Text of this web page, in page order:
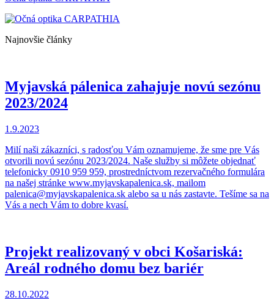
Najnovšie články
Myjavská pálenica zahajuje novú sezónu
2023/2024
1.9.2023
Milí naši zákazníci, s radosťou Vám oznamujeme, že sme pre Vás
otvorili novú sezónu 2023/2024. Naše služby si môžete objednať
telefonicky 0910 959 959, prostredníctvom rezervačného formulára
na našej stránke www.myjavskapalenica.sk, mailom
palenica@myjavskapalenica.sk alebo sa u nás zastavte. Tešíme sa na
Vás a nech Vám to dobre kvasí.
Projekt realizovaný v obci Košariská:
Areál rodného domu bez bariér
28.10.2022